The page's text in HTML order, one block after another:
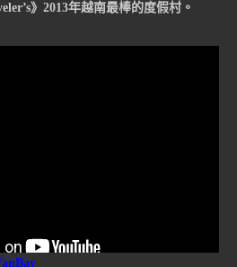
》2013年越南最棒的度假村。